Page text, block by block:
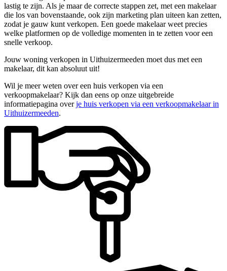
lastig te zijn. Als je maar de correcte stappen zet, met een makelaar
die los van bovenstaande, ook zijn marketing plan uiteen kan zetten,
zodat je gauw kunt verkopen. Een goede makelaar weet precies
welke platformen op de volledige momenten in te zetten voor een
snelle verkoop.
Jouw woning verkopen in Uithuizermeeden moet dus met een
makelaar, dit kan absoluut uit!
Wil je meer weten over een huis verkopen via een
verkoopmakelaar? Kijk dan eens op onze uitgebreide
informatiepagina overje huis verkopen via een verkoopmakelaar in
Uithuizermeeden.